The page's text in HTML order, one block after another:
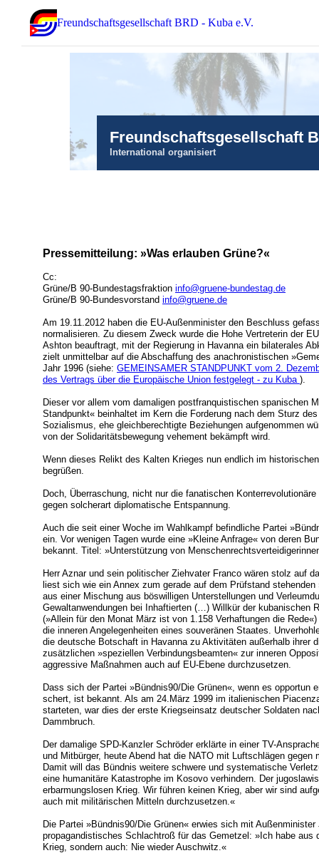
Freundschaftsgesellschaft BRD - Kuba e.V.
Freundschaftsgesellschaft
International organisiert
Pressemitteilung: »Was erlauben Grüne?«
Cc:
Grüne/B 90-Bundestagsfraktion info@gruene-bundestag.de
Grüne/B 90-Bundesvorstand info@gruene.de
Am 19.11.2012 haben die EU-Außenminister den Beschluss
normalisieren. Zu diesem Zweck wurde die Hohe Vertreterin der
Ashton beauftragt, mit der Regierung in Havanna ein bilaterales
zielt unmittelbar auf die Abschaffung des anachronistischen
Jahr 1996 (siehe: GEMEINSAMER STANDPUNKT vom 2.
des Vertrags über die Europäische Union festgelegt - zu Kuba ).
Dieser vor allem vom damaligen postfranquistischen spanischen
Standpunkt« beinhaltet im Kern die Forderung nach dem Sturz
Sozialismus, ehe gleichberechtigte Beziehungen aufgenommen
von der Solidaritätsbewegung vehement bekämpft wird.
Wenn dieses Relikt des Kalten Krieges nun endlich im
begrüßen.
Doch, Überraschung, nicht nur die fanatischen
gegen solcherart diplomatische Entspannung.
Auch die seit einer Woche im Wahlkampf befindliche Partei
ein. Vor wenigen Tagen wurde eine »Kleine Anfrage« von deren
bekannt. Titel: »Unterstützung von
Herr Aznar und sein politischer Ziehvater Franco wären stolz auf
liest sich wie ein Annex zum gerade auf dem Prüfstand
aus einer Mischung aus böswilligen Unterstellungen und
Gewaltanwendungen bei Inhaftierten (…) Willkür der kubanischen
(»Allein für den Monat März ist von 1.158 Verhaftungen die
die inneren Angelegenheiten eines souveränen Staates.
die deutsche Botschaft in Havanna zu Aktivitäten außerhalb ihrer
zusätzlichen »speziellen Verbindungsbeamten« zur inneren
aggressive Maßnahmen auch auf EU-Ebene durchzusetzen.
Dass sich der Partei »Bündnis90/Die Grünen«, wenn es opportun
schert, ist bekannt. Als am 24.März 1999 im italienischen
starteten, war dies der erste Kriegseinsatz deutscher Soldaten
Dammbruch.
Der damalige SPD-Kanzler Schröder erklärte in einer TV-
und Mitbürger, heute Abend hat die NATO mit Luftschlägen
Damit will das Bündnis weitere schwere und systematische
eine humanitäre Katastrophe im Kosovo verhindern. Der
erbarmungslosen Krieg. Wir führen keinen Krieg, aber wir sind
auch mit militärischen Mitteln durchzusetzen.«
Die Partei »Bündnis90/Die Grünen« erwies sich mit
propagandistisches Schlachtroß für das Gemetzel: »Ich habe aus
Krieg, sondern auch: Nie wieder Auschwitz.«